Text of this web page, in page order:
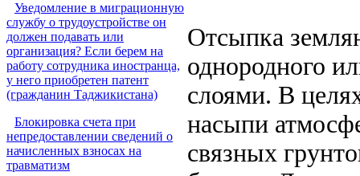
Уведомление в миграционную
службу о трудоустройстве он
должен подавать или
организация? Если берем на
работу сотрудника иностранца,
у него приобретен патент
(гражданин Таджикистана)
Блокировка счета при
непредоставлении сведений о
начисленных взносах на
травматизм
Отсыпка
однородного
слоями. В
насыпи
связных